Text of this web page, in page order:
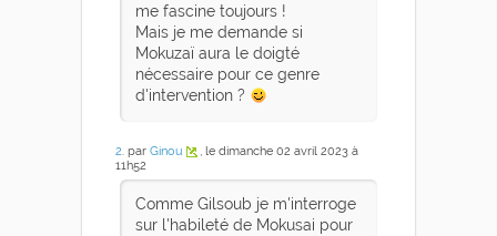
me fascine toujours !
Mais je me demande si
Mokuzaï aura le doigté
nécessaire pour ce genre
d'intervention ?
2. par Ginou
, le dimanche 02 avril 2023 à
11h52
Comme Gilsoub je m'interroge
sur l'habileté de Mokusai pour